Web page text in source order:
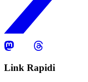
Link Rapidi